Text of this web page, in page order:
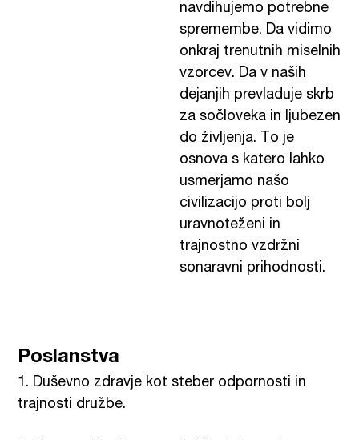
navdihujemo potrebne
spremembe. Da vidimo
onkraj trenutnih miselnih
vzorcev. Da v naših
dejanjih prevladuje skrb
za sočloveka in ljubezen
do življenja. To je
osnova s katero lahko
usmerjamo našo
civilizacijo proti bolj
uravnoteženi in
trajnostno vzdržni
sonaravni prihodnosti.
Poslanstva
1. Duševno zdravje kot steber odpornosti in
trajnosti družbe.